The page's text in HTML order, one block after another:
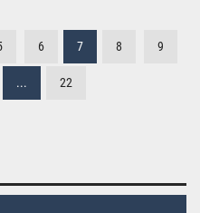
6 7 8 9
... 22